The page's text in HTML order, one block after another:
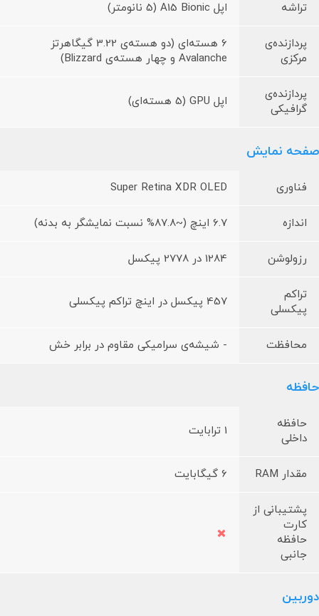
تراشه اپل A15 Bionic (5 نانومتر)
پردازنده‌ی
مرکزی
6 هسته‌ای (دو هسته‌ی 3.22 گیگاهرتز
Avalanche و چهار هسته‌ی Blizzard)
پردازنده‌ی
گرافیکی
اپل GPU (5 هسته‌ای)
صفحه نمایش
فناوری Super Retina XDR OLED
اندازه 6.7 اینچ (~87.8% نسبت نمایشگر به بدنه)
رزولوشن 1284 در 2778 پیکسل
تراکم
پیکسلی
457 پیکسل در اینچ تراکم پیکسلی
محافظت - شیشه‌ی سرامیکی مقاوم در برابر خش
حافظه
حافظه
داخلی
1 ترابایت
مقدار RAM 6 گیگابایت
پشتیبانی از
کارت
حافظه
جانبی
دوربین